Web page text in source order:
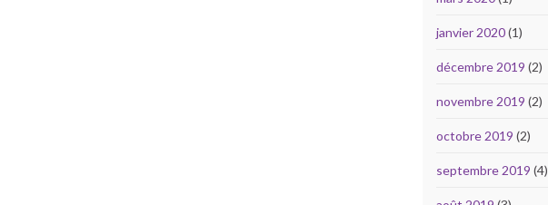
janvier 2020(1)
décembre 2019 (2)
novembre 2019 (2)
octobre 2019 (2)
septembre 2019 (4)